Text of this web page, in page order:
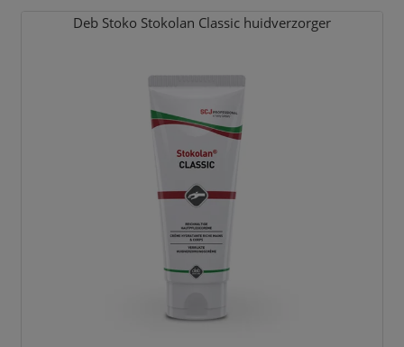
Deb Stoko Stokolan Classic huidverzorger